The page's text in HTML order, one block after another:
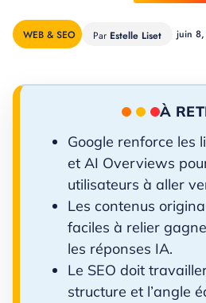
WEB & SEO Estelle Liset juin
À
Google renforce les
et AI Overviews
utilisateurs à aller
Les contenus
faciles à relier
les réponses IA.
Le SEO doit
structure et l’angle